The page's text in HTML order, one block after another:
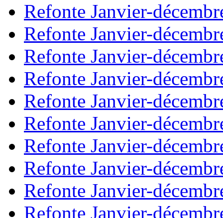
Refonte Janvier-
Refonte Janvier-
Refonte Janvier-
Refonte Janvier-
Refonte Janvier-
Refonte Janvier-
Refonte Janvier-
Refonte Janvier-
Refonte Janvier-
Refonte Janvier-